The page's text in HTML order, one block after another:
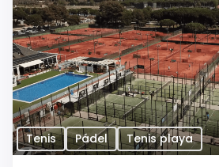
Tenis Pádel Tenis playa